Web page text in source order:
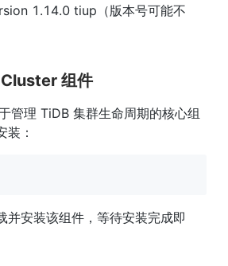
1.14.0 tiup（版本号可能不
组件
管理 TiDB 集群生命周期的核心组
装：
并安装该组件，等待安装完成即